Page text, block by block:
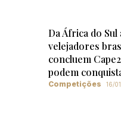
Da África do Sul
velejadores
concluem
podem
Competições 16/